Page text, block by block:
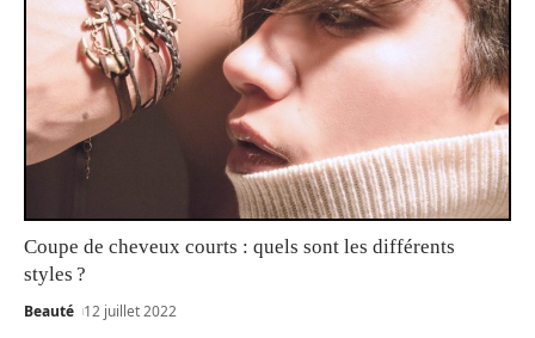
Coupe de cheveux courts : quels sont les différents
styles ?
Beauté 12 juillet 2022